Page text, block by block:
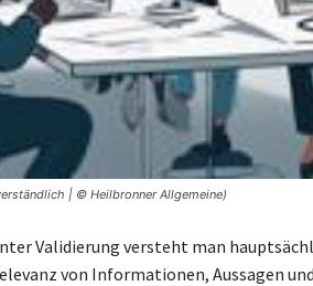
| © Heilbronner Allgemeine)
Validierung versteht man
von Informationen, Aussagen